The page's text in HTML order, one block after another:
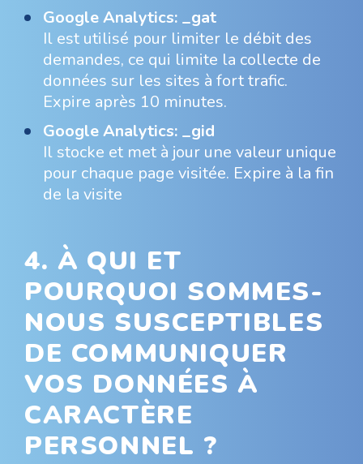
Google Analytics: _gat
Il est utilisé pour limiter le débit des
demandes, ce qui limite la collecte de
données sur les sites à fort trafic.
Expire après 10 minutes.
Google Analytics: _gid
Il stocke et met à jour une valeur unique
pour chaque page visitée. Expire à la fin
de la visite
4. À QUI ET
POURQUOI SOMMES-
NOUS SUSCEPTIBLES
DE COMMUNIQUER
VOS DONNÉES À
CARACTÈRE
PERSONNEL ?